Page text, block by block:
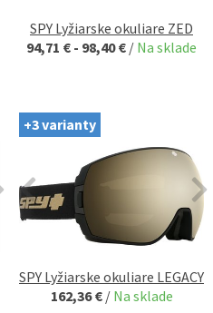
SPY Lyžiarske okuliare ZED
94,71 € - 98,40 € / Na sklade
+3 varianty
SPY Lyžiarske okuliare LEGACY
162,36 € / Na sklade